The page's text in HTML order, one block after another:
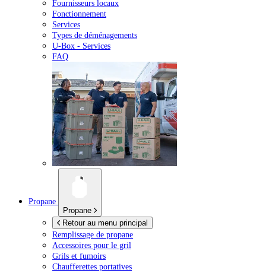
Fournisseurs locaux
Fonctionnement
Services
Types de déménagements
U-Box - Services
FAQ
Propane
Propane
Retour au menu principal
Remplissage de propane
Accessoires pour le gril
Grils et fumoirs
Chaufferettes portatives